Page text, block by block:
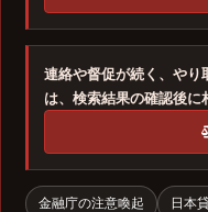
連絡や督促が続く、やり
は、検索結果の確認後に
金融庁の注意喚起 日本